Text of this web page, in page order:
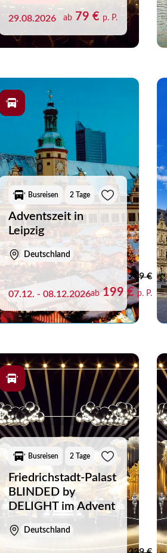
29.08.2026 ab 79 € p. P.
Busreisen 2 Tage
Adventszeit in
Leipzig
Deutschland
07.12. - 08.12.2026
209 €
ab199 €p. P.
Busreisen 2 Tage
Friedrichstadt-Palast
BLINDED by
DELIGHT im Advent
Deutschland